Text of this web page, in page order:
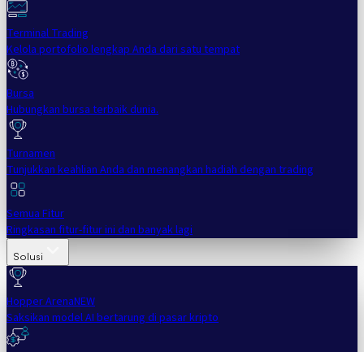
Terminal Trading
Kelola portofolio lengkap Anda dari satu tempat
Bursa
Hubungkan bursa terbaik dunia.
Turnamen
Tunjukkan keahlian Anda dan menangkan hadiah dengan trading
Semua Fitur
Ringkasan fitur-fitur ini dan banyak lagi
Solusi
Hopper ArenaNEW
Saksikan model AI bertarung di pasar kripto